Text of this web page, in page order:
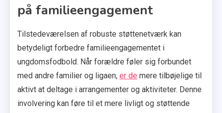
på familieengagement
Tilstedeværelsen af robuste støttenetværk kan
betydeligt forbedre familieengagementet i
ungdomsfodbold. Når forældre føler sig forbundet
med andre familier og ligaen, er de mere tilbøjelige til
aktivt at deltage i arrangementer og aktiviteter. Denne
involvering kan føre til et mere livligt og støttende